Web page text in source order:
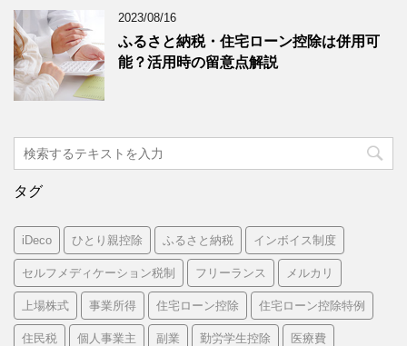
2023/08/16
ふるさと納税・住宅ローン控除は併用可
能？活用時の留意点解説
タグ
iDeco ひとり親控除 ふるさと納税 インボイス制度
セルフメディケーション税制 フリーランス メルカリ
上場株式 事業所得 住宅ローン控除 住宅ローン控除特例
住民税 個人事業主 副業 勤労学生控除 医療費